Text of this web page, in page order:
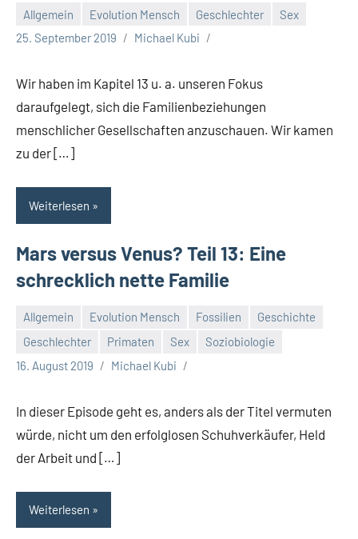
Allgemein Evolution Mensch Geschlechter
Sex
25. September 2019
Michael Kubi
Wir haben im Kapitel 13 u. a. unseren Fokus
daraufgelegt, sich die Familienbeziehungen
menschlicher Gesellschaften anzuschauen. Wir kamen
zu der […]
Weiterlesen
Mars versus Venus? Teil 13: Eine
schrecklich nette Familie
Allgemein Evolution Mensch Fossilien
Geschichte
Geschlechter
Primaten Sex
Soziobiologie
16. August 2019
Michael Kubi
In dieser Episode geht es, anders als der Titel vermuten
würde, nicht um den erfolglosen Schuhverkäufer, Held
der Arbeit und […]
Weiterlesen